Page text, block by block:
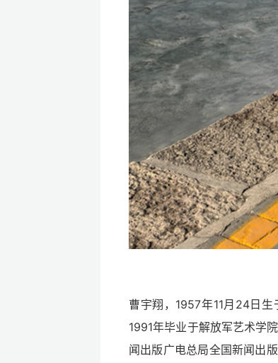
曹宇翔，1957年11月24日
1991年毕业于解放军艺术学
闻出版广电总局全国新闻出